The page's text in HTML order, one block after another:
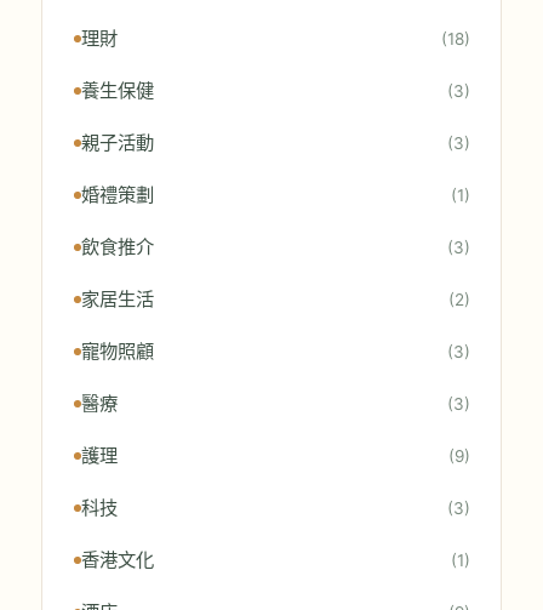
理財 (18)
養生保健 (3)
親子活動 (3)
婚禮策劃 (1)
飲食推介 (3)
家居生活 (2)
寵物照顧 (3)
醫療 (3)
護理 (9)
科技 (3)
香港文化 (1)